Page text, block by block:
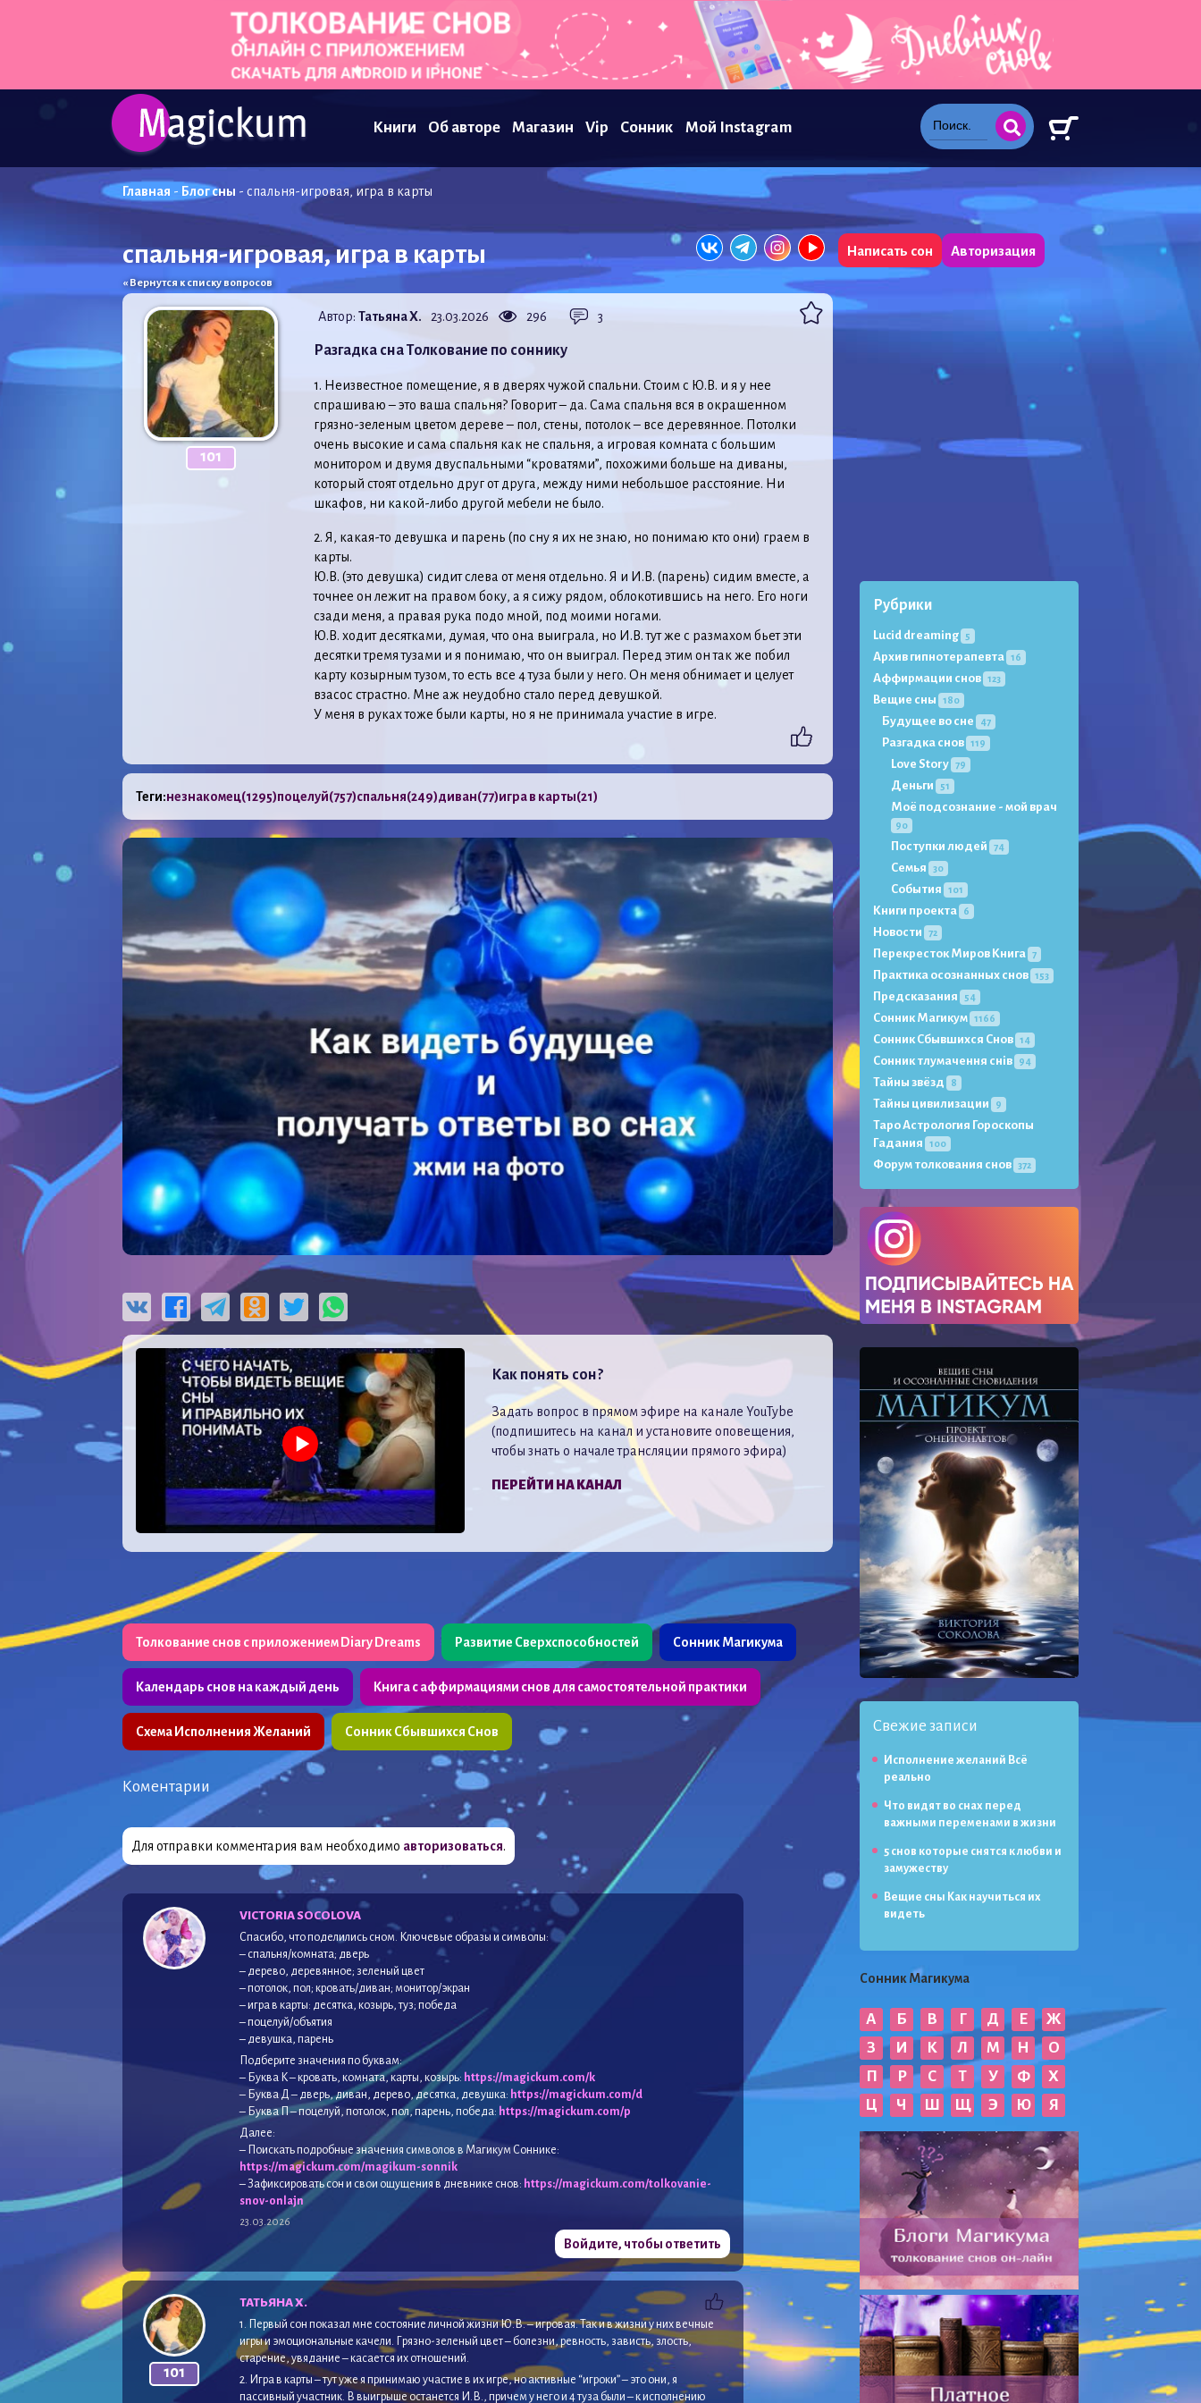
Книги Об авторе Магазин Vip Сонник Мой Instagram
Главная - Блог сны - спальня-игровая, игра в карты
спальня-игровая, игра в карты
« Вернутся к списку вопросов
Написать сон Авторизация
101
Автор: Татьяна Х. 23.03.2026 296 3
Разгадка сна Толкование по соннику
1. Неизвестное помещение, я в дверях чужой спальни. Стоим с Ю.В. и я у нее
спрашиваю – это ваша спальня? Говорит – да. Сама спальня вся в окрашенном
грязно-зеленым цветом дереве – пол, стены, потолок – все деревянное. Потолки
очень высокие и сама спальня как не спальня, а игровая комната с большим
монитором и двумя двуспальными “кроватями”, похожими больше на диваны,
который стоят отдельно друг от друга, между ними небольшое расстояние. Ни
шкафов, ни какой-либо другой мебели не было.
2. Я, какая-то девушка и парень (по сну я их не знаю, но понимаю кто они) граем в
карты.
Ю.В. (это девушка) сидит слева от меня отдельно. Я и И.В. (парень) сидим вместе, а
точнее он лежит на правом боку, а я сижу рядом, облокотившись на него. Его ноги
сзади меня, а правая рука подо мной, под моими ногами.
Ю.В. ходит десятками, думая, что она выиграла, но И.В. тут же с размахом бьет эти
десятки тремя тузами и я понимаю, что он выиграл. Перед этим он так же побил
карту козырным тузом, то есть все 4 туза были у него. Он меня обнимает и целует
взасос страстно. Мне аж неудобно стало перед девушкой.
У меня в руках тоже были карты, но я не принимала участие в игре.
Теги:незнакомец(1295)поцелуй(757)спальня(249)диван(77)игра в карты(21)
Как понять сон?
Задать вопрос в прямом эфире на канале YouTybe
(подпишитесь на канал и установите оповещения,
чтобы знать о начале трансляции прямого эфира)
ПЕРЕЙТИ НА КАНАЛ
Толкование снов с приложением Diary Dreams Развитие Сверхспособностей Сонник Магикума
Календарь снов на каждый день Книга с аффирмациями снов для самостоятельной практики
Схема Исполнения Желаний Сонник Сбывшихся Снов
Коментарии
Для отправки комментария вам необходимо авторизоваться.
VICTORIA SOCOLOVA
Спасибо, что поделились сном. Ключевые образы и символы:
– спальня/комната; дверь
– дерево, деревянное; зеленый цвет
– потолок, пол; кровать/диван; монитор/экран
– игра в карты: десятка, козырь, туз; победа
– поцелуй/объятия
– девушка, парень
Подберите значения по буквам:
– Буква К – кровать, комната, карты, козырь: https://magickum.com/k
– Буква Д – дверь, диван, дерево, десятка, девушка: https://magickum.com/d
– Буква П – поцелуй, потолок, пол, парень, победа: https://magickum.com/p
Далее:
– Поискать подробные значения символов в Магикум Соннике:
https://magickum.com/magikum-sonnik
– Зафиксировать сон и свои ощущения в дневнике снов: https://magickum.com/tolkovanie-
snov-onlajn
23.03.2026
Войдите, чтобы ответить
101
ТАТЬЯНА Х.
1. Первый сон показал мне состояние личной жизни Ю.В. – игровая. Так и в жизни у них вечные
игры и эмоциональные качели. Грязно-зеленый цвет – болезни, ревность, зависть, злость,
старение, увядание – касается их отношений.
2. Игра в карты – тут уже я принимаю участие в их игре, но активные “игроки” – это они, я
пассивный участник. В выигрыше останется И.В., причем у него и 4 туза были – к исполнению
Рубрики
Lucid dreaming 5
Архив гипнотерапевта 16
Аффирмации снов 123
Вещие сны 180
Будущее во сне 47
Разгадка снов 119
Love Story 79
Деньги 51
Моё подсознание - мой врач
90
Поступки людей 74
Семья 30
События 101
Книги проекта 6
Новости 72
Перекресток Миров Книга 7
Практика осознанных снов 153
Предсказания 54
Сонник Магикум 1166
Сонник Сбывшихся Снов 14
Сонник тлумачення снів 94
Тайны звёзд 8
Тайны цивилизации 9
Таро Астрология Гороскопы
Гадания
100
Форум толкования снов 372
Свежие записи
Исполнение желаний Всё
реально
Что видят во снах перед
важными переменами в жизни
5 снов которые снятся к любви и
замужеству
Вещие сны Как научиться их
видеть
Сонник Магикума
А Б В Г Д Е
Ж
З
И К Л М Н
О
П
Р С Т У Ф
Х
Ц
Ч Ш Щ Э Ю Я